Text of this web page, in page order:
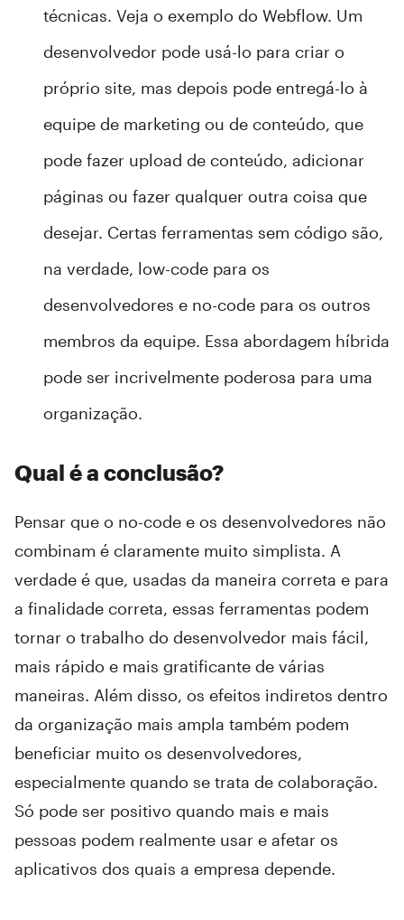
técnicas. Veja o exemplo do Webflow. Um
desenvolvedor pode usá-lo para criar o
próprio site, mas depois pode entregá-lo à
equipe de marketing ou de conteúdo, que
pode fazer upload de conteúdo, adicionar
páginas ou fazer qualquer outra coisa que
desejar. Certas ferramentas sem código são,
na verdade, low-code para os
desenvolvedores e no-code para os outros
membros da equipe. Essa abordagem híbrida
pode ser incrivelmente poderosa para uma
organização.
Qual é a conclusão?
Pensar que o no-code e os desenvolvedores não
combinam é claramente muito simplista. A
verdade é que, usadas da maneira correta e para
a finalidade correta, essas ferramentas podem
tornar o trabalho do desenvolvedor mais fácil,
mais rápido e mais gratificante de várias
maneiras. Além disso, os efeitos indiretos dentro
da organização mais ampla também podem
beneficiar muito os desenvolvedores,
especialmente quando se trata de colaboração.
Só pode ser positivo quando mais e mais
pessoas podem realmente usar e afetar os
aplicativos dos quais a empresa depende.